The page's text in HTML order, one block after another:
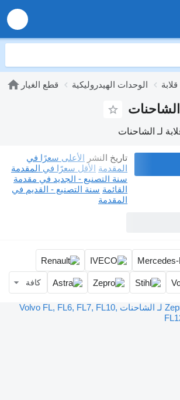
قطع الغيار الوحدات الهيدروليكية
الشاحنات
لـ الشاحنات
تاريخ النشر الأعلى سعرًا في
المقدمة الأقل سعرًا في المقدمة
سنة التصنيع - الجديد في مقدمة
القائمة سنة التصنيع - القديم في
المقدمة
كافة